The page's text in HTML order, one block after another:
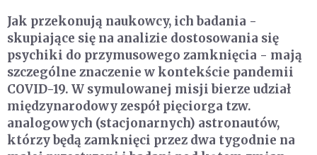
Jak przekonują naukowcy, ich badania -
skupiające się na analizie dostosowania się
psychiki do przymusowego zamknięcia - mają
szczególne znaczenie w kontekście pandemii
COVID-19. W symulowanej misji bierze udział
międzynarodowy zespół pięciorga tzw.
analogowych (stacjonarnych) astronautów,
którzy będą zamknięci przez dwa tygodnie na